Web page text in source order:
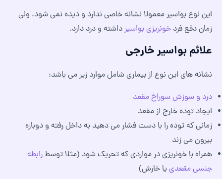
این نوع بواسیر معمولا نشانه خاصی ندارد و دیده نمی شود. ولی
زمان دفع فرد خونریزی بواسیرداشته و درد دارد.
علائم بواسیر خارجی
نشانه های این نوع از بیماری شامل موارد زیر می باشد:
درد و سوزش سوراخ مقعد
ایجاد توده خارج از مقعد
زمانی که توده را با دست فشار می دهید به داخل رفته و دوباره
بیرون می زند
همراه با خونریزی در مواردی که تحریک شود (مثلا توسطرابطه
جنسی مقعدییا خارش)